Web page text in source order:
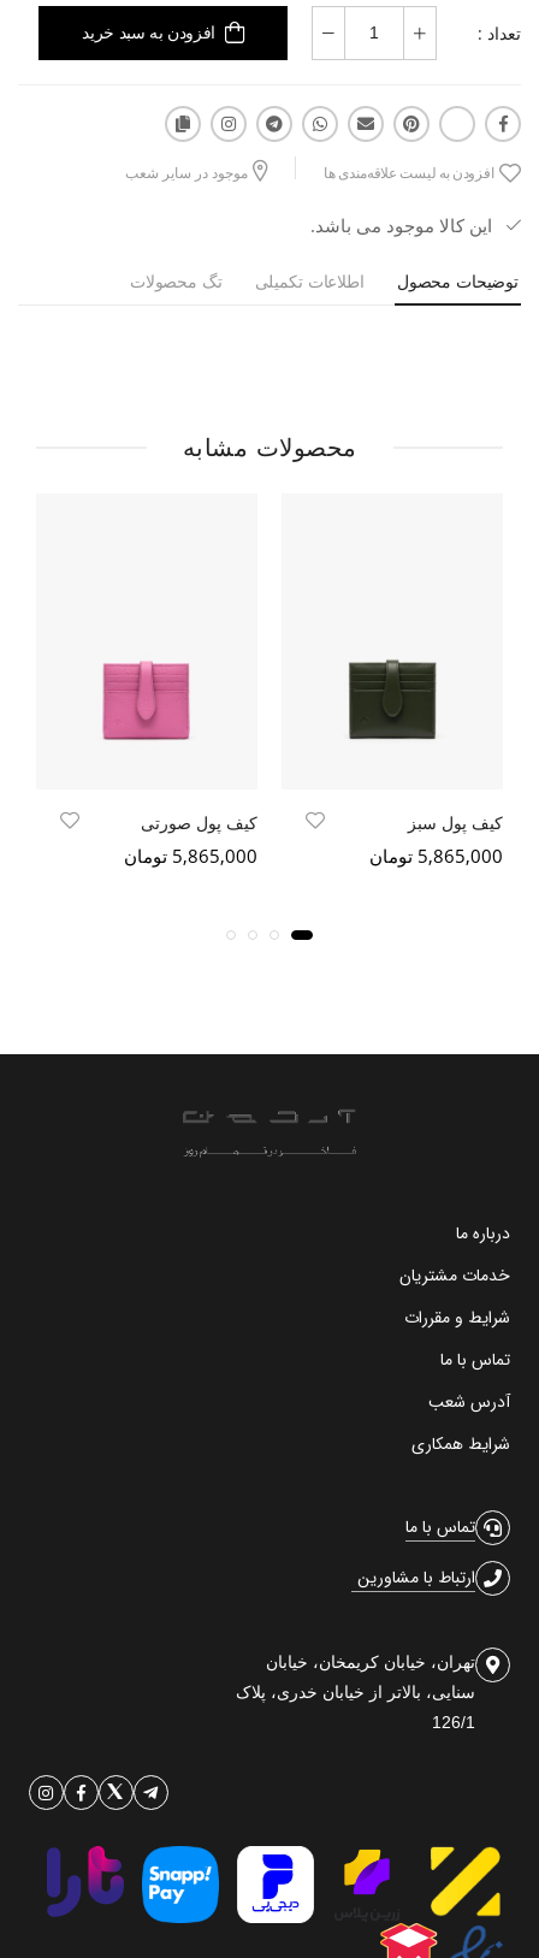
تعداد : افزودن به سبد خرید
افزودن به لیست علاقه‌مندی ها موجود در سایر شعب
این کالا موجود می باشد.
توضیحات محصول اطلاعات تکمیلی تگ محصولات
محصولات مشابه
کیف پول سبز
5,865,000 تومان
کیف پول صورتی
5,865,000 تومان
درباره ما
خدمات مشتریان
شرایط و مقررات
تماس با ما
آدرس شعب
شرایط همکاری
تماس با ما
ارتباط با مشاورین
تهران، خیابان کریمخان، خیابان
سنایی، بالاتر از خیابان خدری، پلاک
126/1